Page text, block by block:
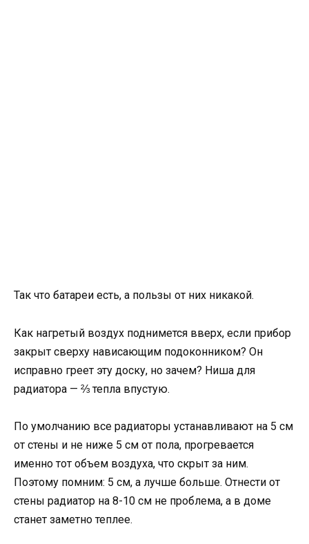
Так что батареи есть, а пользы от них никакой.
Как нагретый воздух поднимется вверх, если прибор
закрыт сверху нависающим подоконником? Он
исправно греет эту доску, но зачем? Ниша для
радиатора — ⅔ тепла впустую.
По умолчанию все радиаторы устанавливают на 5 см
от стены и не ниже 5 см от пола, прогревается
именно тот объем воздуха, что скрыт за ним.
Поэтому помним: 5 см, а лучше больше. Отнести от
стены радиатор на 8-10 см не проблема, а в доме
станет заметно теплее.